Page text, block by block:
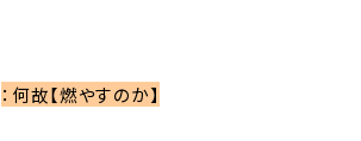
：何故【燃やすのか】